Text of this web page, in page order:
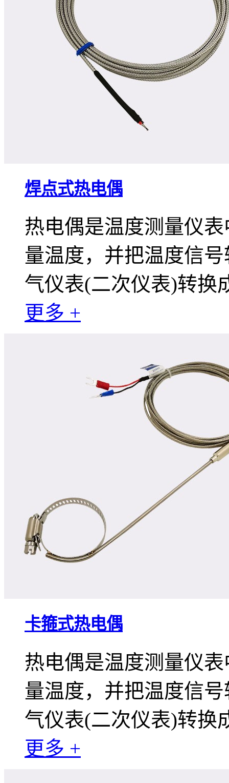
焊点式热电偶
热电偶是温度测量仪
量温度，并把温度信
气仪表(二次仪表)转换
更多 +
卡箍式热电偶
热电偶是温度测量仪
量温度，并把温度信
气仪表(二次仪表)转换
更多 +